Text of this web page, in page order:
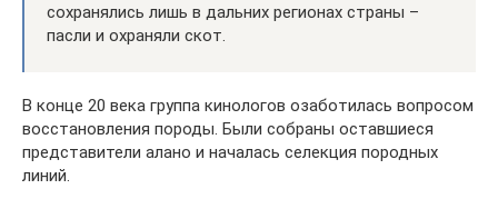
сохранялись лишь в дальних регионах страны –
пасли и охраняли скот.
В конце 20 века группа кинологов озаботилась вопросом
восстановления породы. Были собраны оставшиеся
представители алано и началась селекция породных
линий.